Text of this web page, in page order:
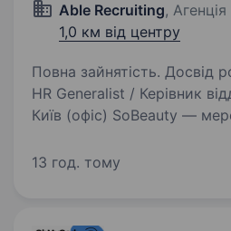
Able Recruiting, Агенція
1,0 км від центру
Повна зайнятість. Досвід
HR Generalist / Керівник
Київ (офіс) SoBeauty —
що активно масштабується
13 год. тому